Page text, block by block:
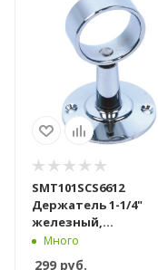
SMT101SCS6612
Держатель 1-1/4"
железный,
хромированный 100
Много
299 руб.